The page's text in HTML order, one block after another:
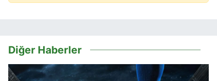
Diğer Haberler